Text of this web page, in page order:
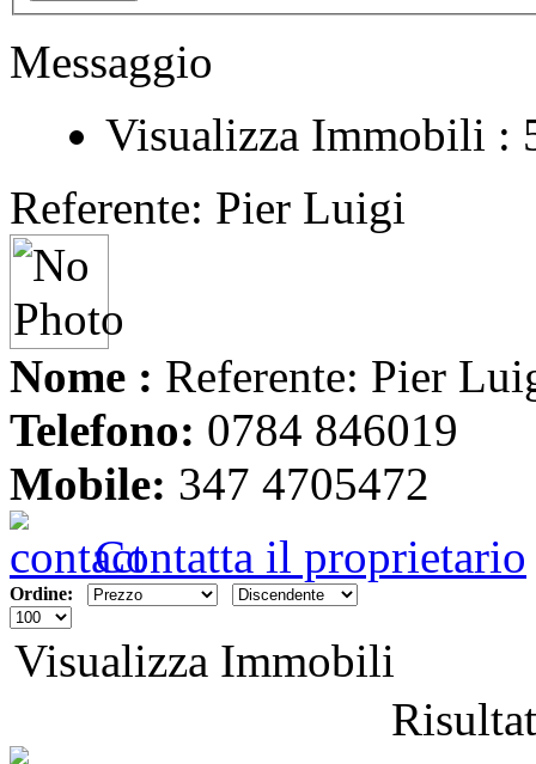
Messaggio
Visualizza Immobili :
Referente: Pier Luigi
Nome : Referente: Pier
Telefono: 0784 846019
Mobile: 347 4705472
Contatta il proprietario
Ordine:
Visualizza Immobili